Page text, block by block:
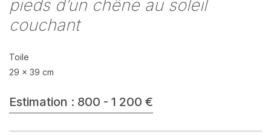
pieds d’un chêne au soleil
couchant
Toile
29 x 39 cm
Estimation : 800 - 1 200 €